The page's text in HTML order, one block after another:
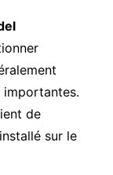
importantes.
de
sur le